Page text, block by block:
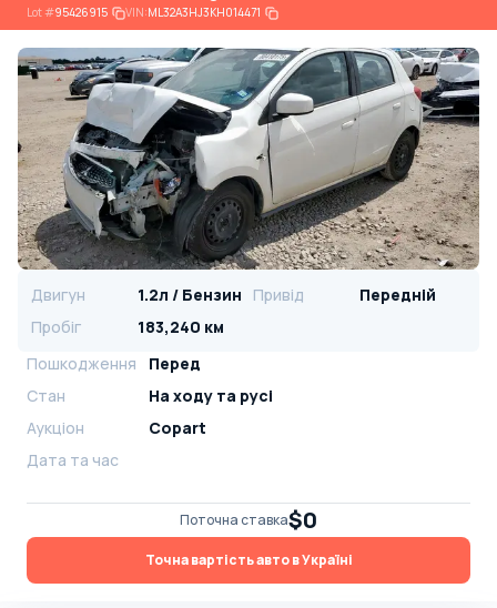
Lot#95426915 VIN:ML32A3HJ3KH014471
Двигун 1.2л / Бензин Привід
Передній
Пробіг
183,240 км
Пошкодження
Перед
Стан
На ​​ходу та русі
Аукціон
Copart
Дата та час
Поточна ставка$0
Точна вартість авто в Україні